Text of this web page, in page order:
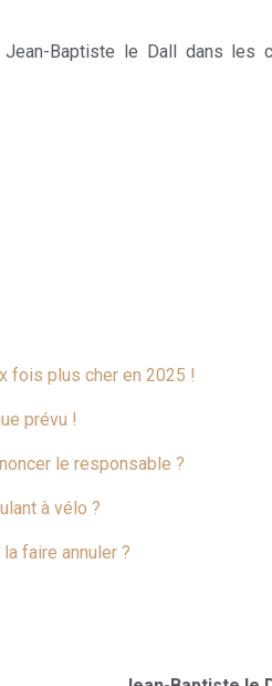
Baptiste le Dall dans les
fois plus cher en 2025 !
prévu !
le responsable ?
à vélo ?
faire annuler ?